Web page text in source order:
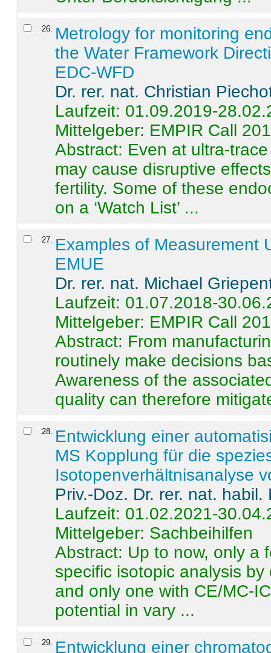
26. Metrology for monitoring
the Water Framework
EDC-WFD
Dr. rer. nat. Christian
Laufzeit: 01.09.2019-
Mittelgeber: EMPIR Call
Abstract: Even at ultra-
may cause disruptive
fertility. Some of these
on a ‘Watch List’ ...
27. Examples of Measurement
EMUE
Dr. rer. nat. Michael
Laufzeit: 01.07.2018-
Mittelgeber: EMPIR Call
Abstract: From
routinely make decisions
Awareness of the
quality can therefore
28. Entwicklung einer
MS Kopplung für die
Isotopenverhältnisanalyse
Priv.-Doz. Dr. rer. nat.
Laufzeit: 01.02.2021-
Mittelgeber: Sachbeihilfen
Abstract: Up to now, only a
specific isotopic analysis
and only one with CE/MC-
potential in vary ...
29. Entwicklung einer